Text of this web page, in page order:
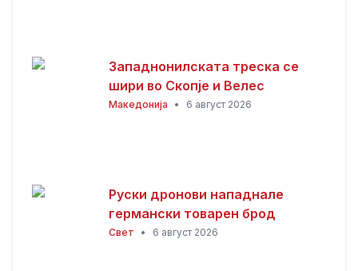
Западнонилската треска се
шири во Скопје и Велес
Македонија • 6 август 2026
Руски дронови нападнале
германски товарен брод
Свет • 6 август 2026